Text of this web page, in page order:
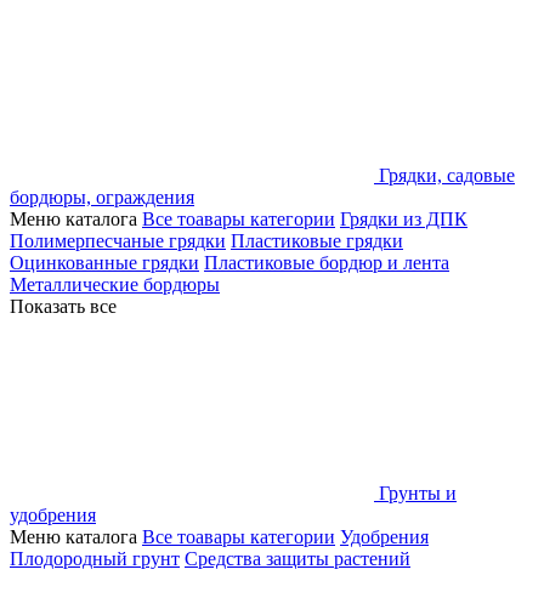
Грядки, садовые
бордюры, ограждения
Меню каталога Все тоавары категории Грядки из ДПК
Полимерпесчаные грядки Пластиковые грядки
Оцинкованные грядки Пластиковые бордюр и лента
Металлические бордюры
Показать все
Грунты и
удобрения
Меню каталога Все тоавары категории Удобрения
Плодородный грунт Средства защиты растений